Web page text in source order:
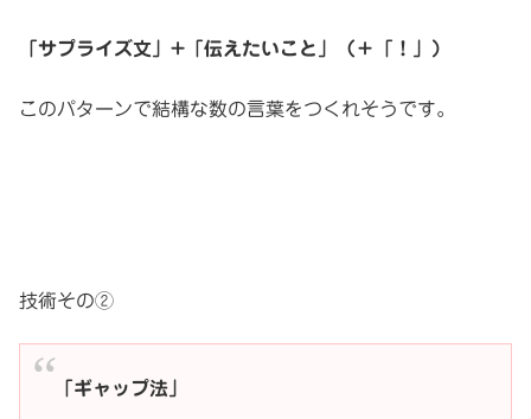
「サプライズ文」+「伝えたいこと」（＋「！」）
このパターンで結構な数の言葉をつくれそうです。
技術その②
「ギャップ法」